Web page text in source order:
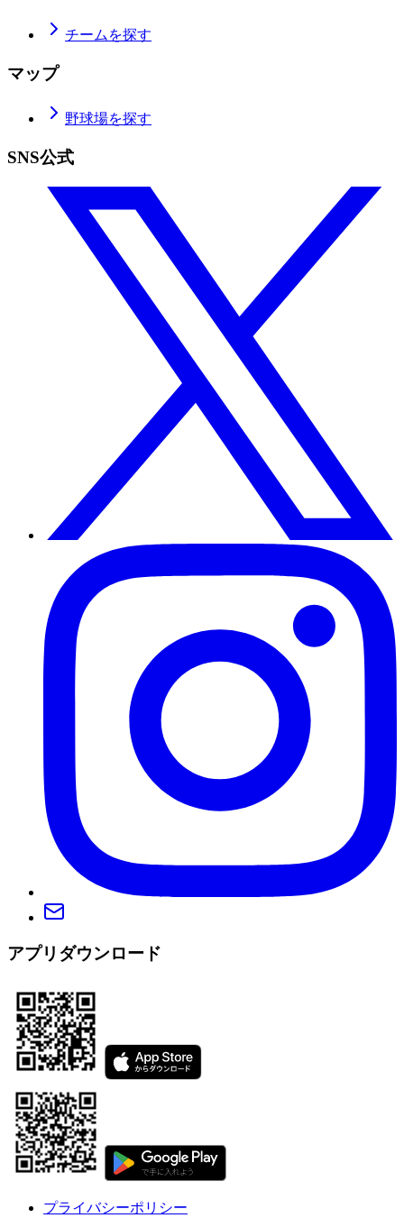
チームを探す
マップ
野球場を探す
SNS公式
アプリダウンロード
プライバシーポリシー